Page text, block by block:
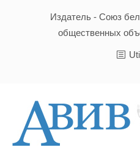
Издатель - Союз
общественных